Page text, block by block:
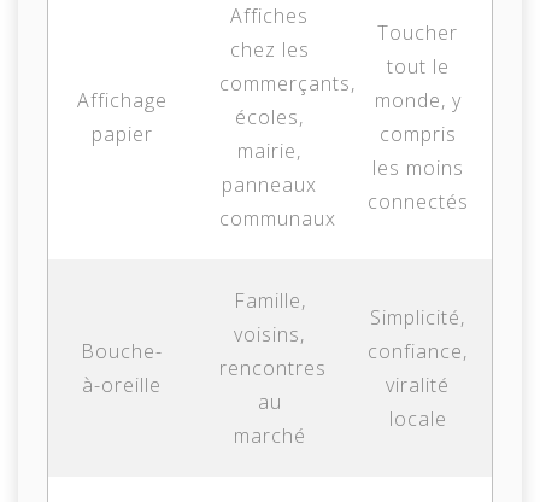
Affichage
papier
Affiches
chez les
commerçants,
écoles,
mairie,
panneaux
communaux
Toucher
tout le
monde, y
compris
les moins
connectés
Bouche-
à-oreille
Famille,
voisins,
rencontres
au
marché
Simplicité,
confiance,
viralité
locale